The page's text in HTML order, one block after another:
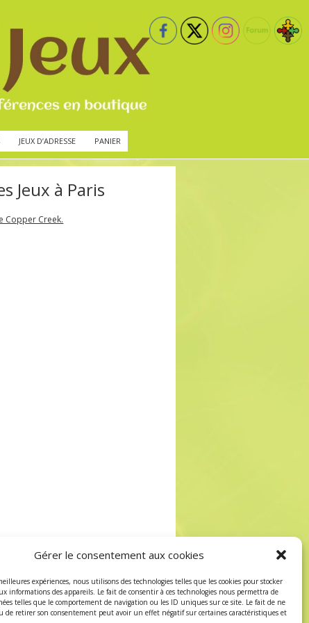
Gérer le consentement aux cookies
expériences, nous utilisons des technologies telles que les cookies pour stocker
informations des appareils. Le fait de consentir à ces technologies nous permettra de
telles que le comportement de navigation ou les ID uniques sur ce site. Le fait de ne
de retirer son consentement peut avoir un effet négatif sur certaines caractéristiques et
JEUX D’ADRESSE PANIER
Jeux à Paris
Copper Creek.